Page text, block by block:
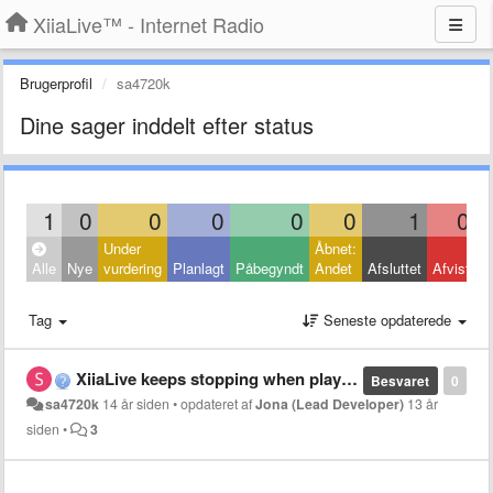
XiiaLive™ - Internet Radio
Brugerprofil sa4720k
Dine sager inddelt efter status
1 0 0 0 0 0 1 0
Alle Nye
Under
vurdering Planlagt Påbegyndt
Åbnet:
Andet
Afsluttet Afvist
Tag Seneste opdaterede
0
Besvaret
XiiaLive keeps stopping when playing shoutcast/icecast stream
sa4720k 14 år siden •opdateret afJona (Lead Developer) 13 år
siden • 3